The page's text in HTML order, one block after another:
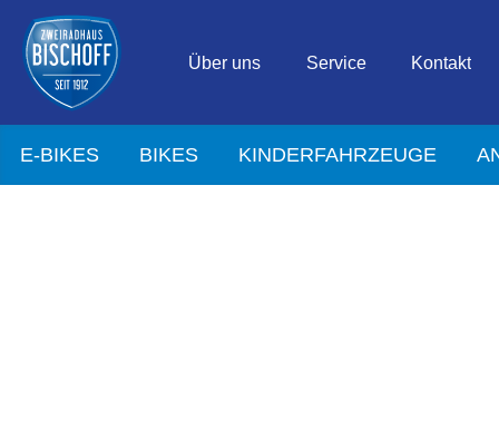
Über uns Service Kontakt
E-BIKES BIKES KINDERFAHRZEUGE